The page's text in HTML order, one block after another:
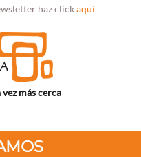
haz clickaquí
más cerca